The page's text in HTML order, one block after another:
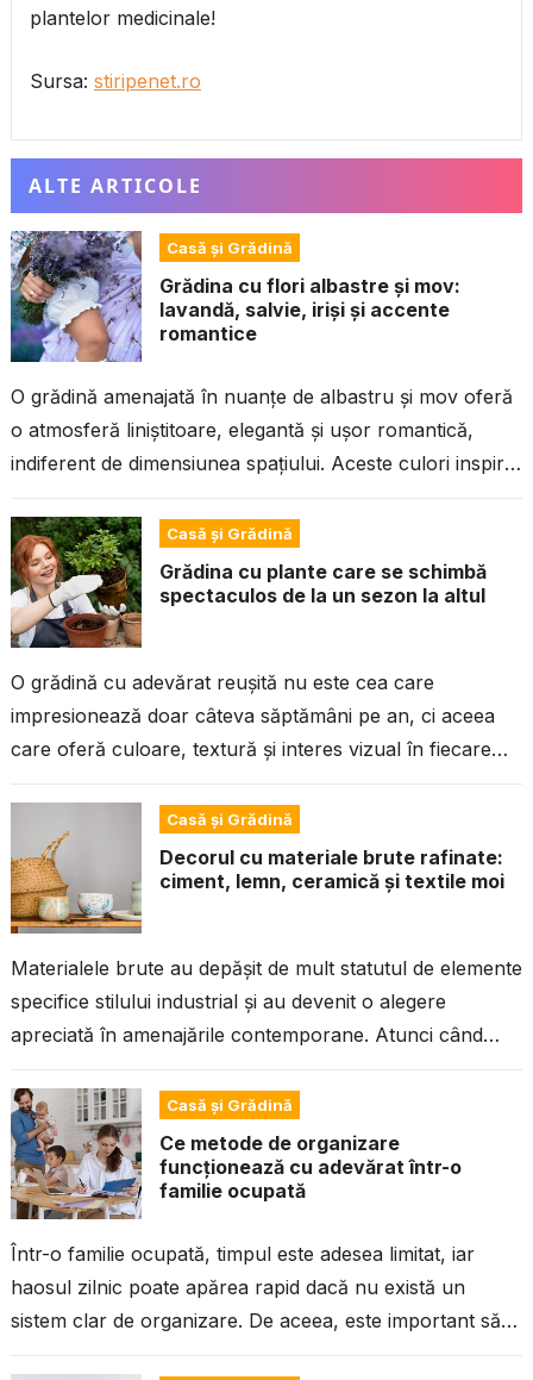
plantelor medicinale!
Sursa: stiripenet.ro
ALTE ARTICOLE
Casă și Grădină
Grădina cu flori albastre și mov:
lavandă, salvie, iriși și accente
romantice
O grădină amenajată în nuanțe de albastru și mov oferă
o atmosferă liniștitoare, elegantă și ușor romantică,
indiferent de dimensiunea spațiului. Aceste culori inspiră
Casă și Grădină
Grădina cu plante care se schimbă
spectaculos de la un sezon la altul
O grădină cu adevărat reușită nu este cea care
impresionează doar câteva săptămâni pe an, ci aceea
care oferă culoare, textură și interes vizual în fiecare
Casă și Grădină
Decorul cu materiale brute rafinate:
ciment, lemn, ceramică și textile moi
Materialele brute au depășit de mult statutul de elemente
specifice stilului industrial și au devenit o alegere
apreciată în amenajările contemporane. Atunci când
Casă și Grădină
Ce metode de organizare
funcționează cu adevărat într-o
familie ocupată
Într-o familie ocupată, timpul este adesea limitat, iar
haosul zilnic poate apărea rapid dacă nu există un
sistem clar de organizare. De aceea, este important să